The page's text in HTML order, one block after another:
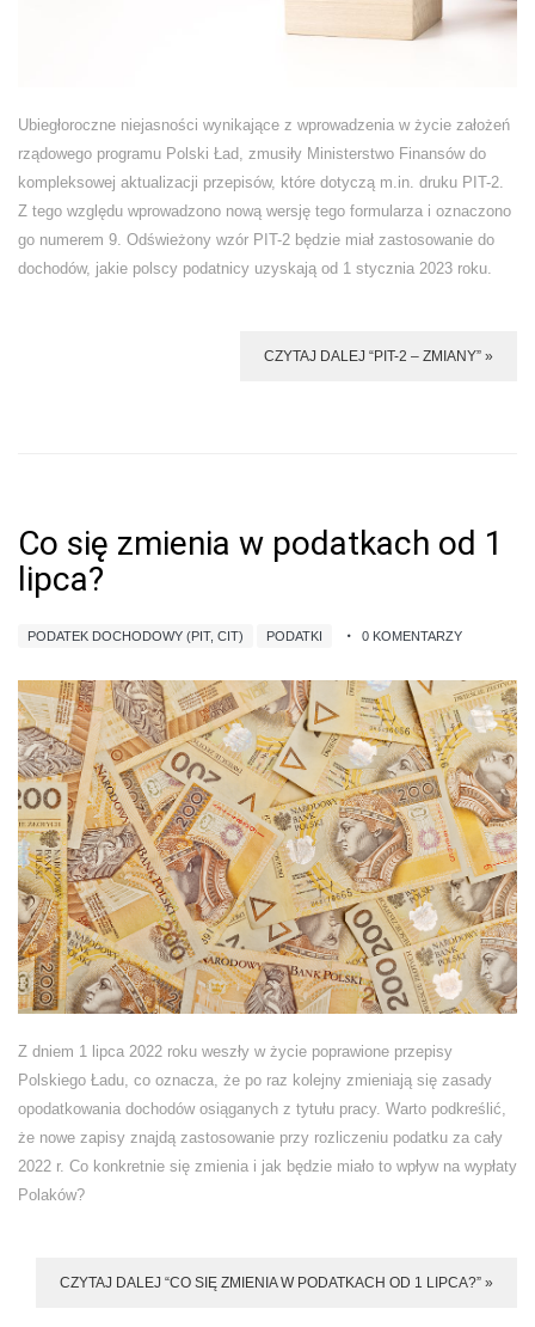
Ubiegłoroczne niejasności wynikające z wprowadzenia w życie założeń
rządowego programu Polski Ład, zmusiły Ministerstwo Finansów do
kompleksowej aktualizacji przepisów, które dotyczą m.in. druku PIT-2.
Z tego względu wprowadzono nową wersję tego formularza i oznaczono
go numerem 9. Odświeżony wzór PIT-2 będzie miał zastosowanie do
dochodów, jakie polscy podatnicy uzyskają od 1 stycznia 2023 roku.
CZYTAJ DALEJ “PIT-2 – ZMIANY” »
Co się zmienia w podatkach od 1
lipca?
PODATEK DOCHODOWY (PIT, CIT) PODATKI 0 KOMENTARZY
Z dniem 1 lipca 2022 roku weszły w życie poprawione przepisy
Polskiego Ładu, co oznacza, że po raz kolejny zmieniają się zasady
opodatkowania dochodów osiąganych z tytułu pracy. Warto podkreślić,
że nowe zapisy znajdą zastosowanie przy rozliczeniu podatku za cały
2022 r. Co konkretnie się zmienia i jak będzie miało to wpływ na wypłaty
Polaków?
CZYTAJ DALEJ “CO SIĘ ZMIENIA W PODATKACH OD 1 LIPCA?” »